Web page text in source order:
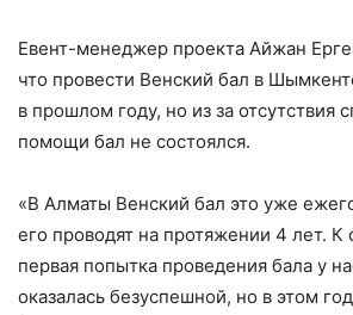
Евент-менеджер проекта Айжан
что провести Венский бал в
в прошлом году, но из за отсутствия
помощи бал не состоялся.
«В Алматы Венский бал это уже
его проводят на протяжении 4 лет.
первая попытка проведения бала у
оказалась безуспешной, но в этом